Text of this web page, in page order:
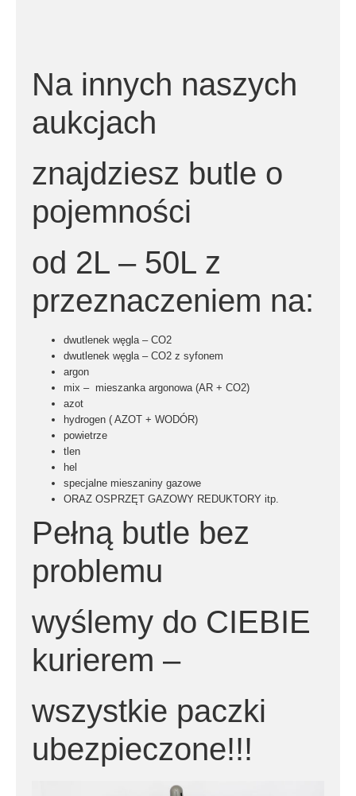
Na innych naszych
aukcjach
znajdziesz butle o
pojemności
od 2L – 50L z
przeznaczeniem na:
dwutlenek węgla – CO2
dwutlenek węgla – CO2 z syfonem
argon
mix – mieszanka argonowa (AR + CO2)
azot
hydrogen ( AZOT + WODÓR)
powietrze
tlen
hel
specjalne mieszaniny gazowe
ORAZ OSPRZĘT GAZOWY REDUKTORY itp.
Pełną butle bez
problemu
wyślemy do CIEBIE
kurierem –
wszystkie paczki
ubezpieczone!!!